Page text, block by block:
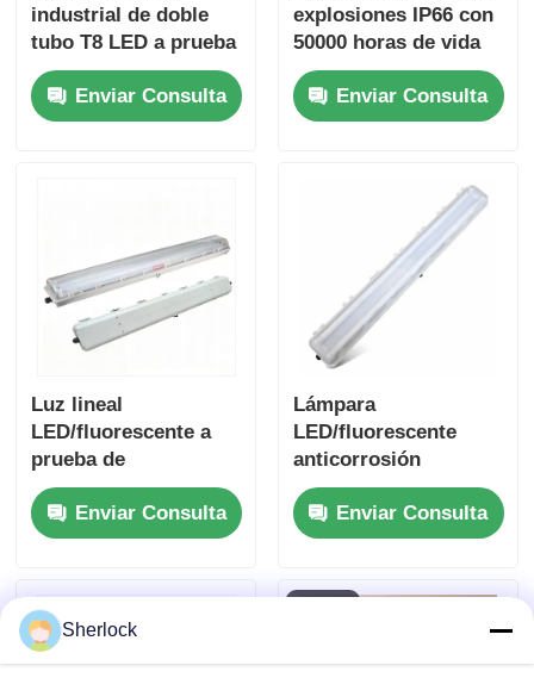
industrial de doble
tubo T8 LED a prueba
de explosión
Enviar Consulta
explosiones IP66 con
50000 horas de vida
útil y voltaje amplio
de 100-277 VCA para
áreas peligrosas
Enviar Consulta
Luz lineal
LED/fluorescente a
prueba de
explosiones
Enviar Consulta
Lámpara
LED/fluorescente
anticorrosión
resistente al agua y a
prueba de
explosiones serie
Enviar Consulta
Sherlock